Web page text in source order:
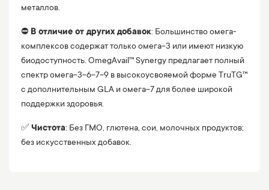
металлов.
⛔️ В отличие от других добавок: Большинство омега-
комплексов содержат только омега-3 или имеют низкую
биодоступность. OmegAvail™ Synergy предлагает полный
спектр омега-3-6-7-9 в высокоусвояемой форме TruTG™
с дополнительным GLA и омега-7 для более широкой
поддержки здоровья.
✅ Чистота: Без ГМО, глютена, сои, молочных продуктов;
без искусственных добавок.